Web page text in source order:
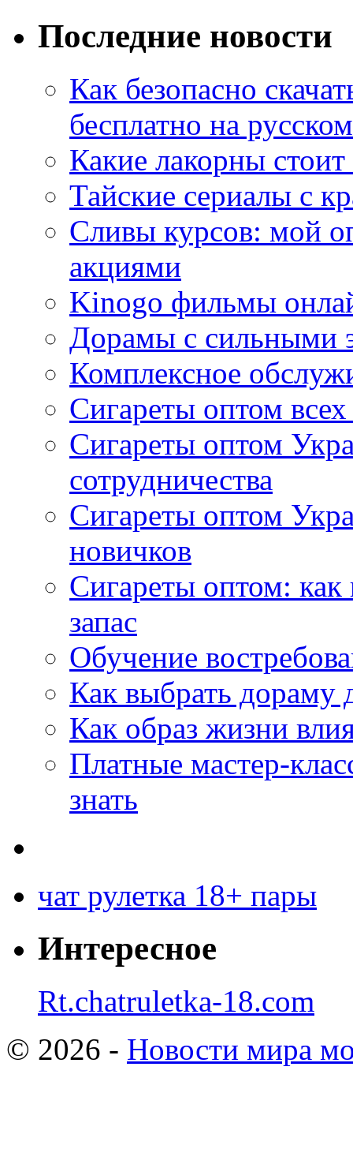
Последние новости
Как безопасно
бесплатно на
Какие лакорны
Тайские сериалы с
Сливы курсов: мой
акциями
Kinogo фильмы
Дорамы с сильными
Комплексное
Сигареты оптом
Сигареты оптом
сотрудничества
Сигареты оптом
новичков
Сигареты оптом:
запас
Обучение
Как выбрать дораму
Как образ жизни
Платные мастер-
знать
чат рулетка 18+ пары
Интересное
Rt.chatruletka-18.com
© 2026 - Новости мира